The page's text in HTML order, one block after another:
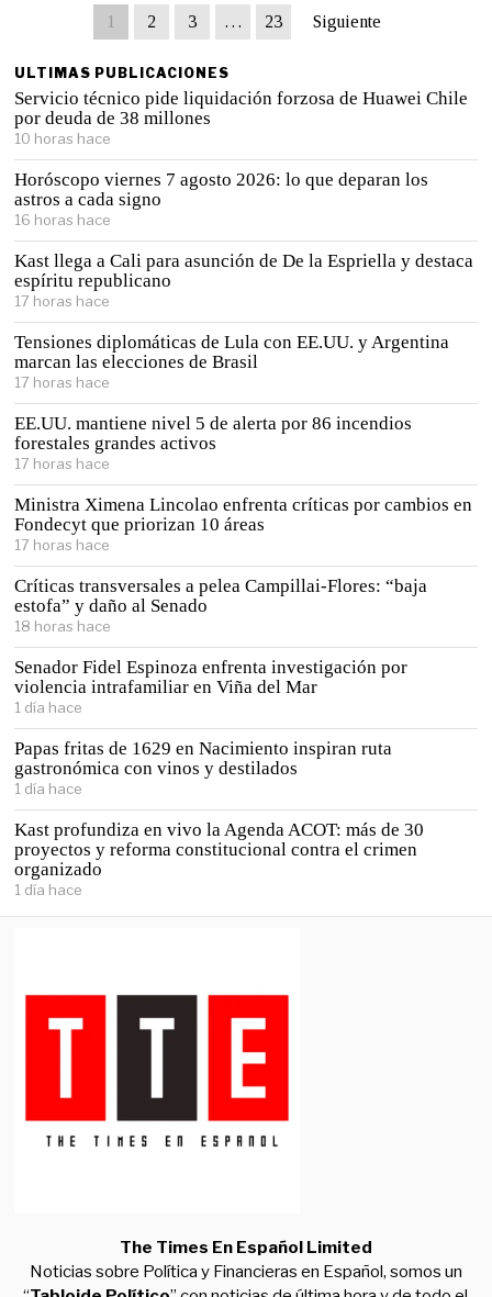
1 2 3 … 23 Siguiente
ULTIMAS PUBLICACIONES
Servicio técnico pide liquidación forzosa de Huawei Chile
por deuda de 38 millones
10 horas hace
Horóscopo viernes 7 agosto 2026: lo que deparan los
astros a cada signo
16 horas hace
Kast llega a Cali para asunción de De la Espriella y destaca
espíritu republicano
17 horas hace
Tensiones diplomáticas de Lula con EE.UU. y Argentina
marcan las elecciones de Brasil
17 horas hace
EE.UU. mantiene nivel 5 de alerta por 86 incendios
forestales grandes activos
17 horas hace
Ministra Ximena Lincolao enfrenta críticas por cambios en
Fondecyt que priorizan 10 áreas
17 horas hace
Críticas transversales a pelea Campillai-Flores: “baja
estofa” y daño al Senado
18 horas hace
Senador Fidel Espinoza enfrenta investigación por
violencia intrafamiliar en Viña del Mar
1 día hace
Papas fritas de 1629 en Nacimiento inspiran ruta
gastronómica con vinos y destilados
1 día hace
Kast profundiza en vivo la Agenda ACOT: más de 30
proyectos y reforma constitucional contra el crimen
organizado
1 día hace
The Times En Español Limited
Noticias sobre Política y Financieras en Español, somos un